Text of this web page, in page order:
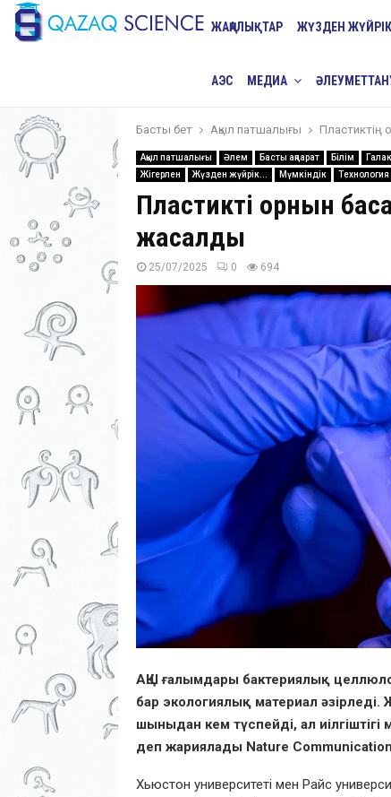
ЖАҢАЛЫҚТАР ЖҮЗДЕН
АЭС МЕДИА
Басты бет Ақыл патшалығы Пластиктің
Ақыл патшалығы Әлем Басты ақпарат Білім
Жігерлен
Жүзден жүйрік... Мүмкіндік Технология
Пластиктің орнын
жасалды
25/07/2025 0 694
АҚШ ғалымдары бактериялық
бар экологиялық материал әзірледі.
шыныдан кем түспейді, ал
деп жариялады Nature
Хьюстон университеті мен Райс